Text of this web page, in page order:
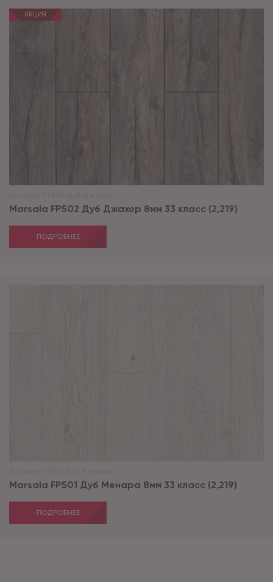
АКЦИЯ
Marsala FP502 Дуб Джахор 8мм 33 класс (2,219)
ПОДРОБНЕЕ
Marsala FP501 Дуб Менара 8мм 33 класс (2,219)
ПОДРОБНЕЕ